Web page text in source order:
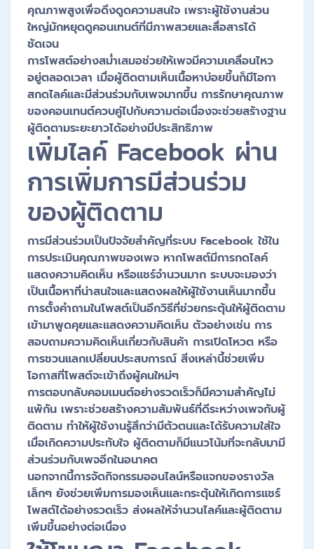
คุณภาพสูงเพื่อดึงดูดความสนใจ เพราะผู้ใช้งานส่วน
ใหญ่มักหยุดดูคอนเทนต์ที่มีภาพสวยและสื่อสารได้
ชัดเจน
การโพสต์อย่างสม่ำเสมอช่วยให้เพจมีความเคลื่อนไหว
อยู่ตลอดเวลา เมื่อผู้ติดตามเห็นเนื้อหาบ่อยขึ้นก็มีโอกา
สกดไลค์และมีส่วนร่วมกับเพจมากขึ้น การรักษาคุณภาพ
ของคอนเทนต์ควบคู่ไปกับความต่อเนื่องจะช่วยสร้างฐาน
ผู้ติดตามระยะยาวได้อย่างมีประสิทธิภาพ
เพิ่มไลค์ Facebook ผ่าน
การเพิ่มการมีส่วนร่วม
ของผู้ติดตาม
การมีส่วนร่วมเป็นปัจจัยสำคัญที่ระบบ Facebook ใช้ใน
การประเมินคุณภาพของเพจ หากโพสต์มีการกดไลค์
แสดงความคิดเห็น หรือแชร์จำนวนมาก ระบบจะมองว่า
เป็นเนื้อหาที่น่าสนใจและแสดงผลให้ผู้ใช้งานเห็นมากขึ้น
การตั้งคำถามในโพสต์เป็นอีกวิธีที่ช่วยกระตุ้นให้ผู้ติดตาม
เข้ามาพูดคุยและแสดงความคิดเห็น ตัวอย่างเช่น การ
สอบถามความคิดเห็นเกี่ยวกับสินค้า การเปิดโหวต หรือ
การชวนแลกเปลี่ยนประสบการณ์ สิ่งเหล่านี้ช่วยเพิ่ม
โอกาสที่โพสต์จะเข้าถึงผู้คนใหม่ๆ
การตอบกลับคอมเมนต์อย่างรวดเร็วก็มีความสำคัญไม่
แพ้กัน เพราะช่วยสร้างความสัมพันธ์ที่ดีระหว่างเพจกับผู้
ติดตาม ทำให้ผู้ใช้งานรู้สึกว่ามีตัวตนและได้รับความใส่ใจ
เมื่อเกิดความประทับใจ ผู้ติดตามก็มีแนวโน้มที่จะกลับมามี
ส่วนร่วมกับเพจอีกในอนาคต
นอกจากนี้การจัดกิจกรรมออนไลน์หรือแจกของรางวัล
เล็กๆ ยังช่วยเพิ่มการมองเห็นและกระตุ้นให้เกิดการแชร์
โพสต์ได้อย่างรวดเร็ว ส่งผลให้จำนวนไลค์และผู้ติดตาม
เพิ่มขึ้นอย่างต่อเนื่อง